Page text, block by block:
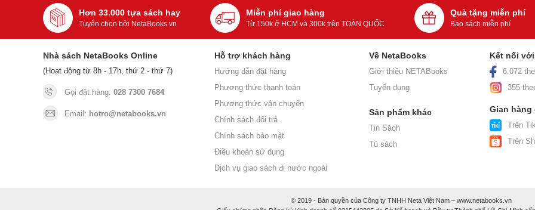
Hơn 33.000 tựa sách hay
Tuyển chọn bởi NetaBooks.vn
Miễn phí giao hàng
Từ 150k ở HCM và 300k trên TOÀN QUỐC
Quà tặng miễn phí
Bao sách miễn phí
Nhà sách NetaBooks Online
(Hoạt động từ 8h - 17h, thứ 2 - thứ 7)
Gọi đặt hàng: 028 7300 7684
Email: hotro@netabooks.vn
Hỗ trợ khách hàng
Hướng dẫn đặt hàng
Phương thức thanh toán
Phương thức vận chuyển
Chính sách đổi trả
Chính sách bảo mật
Điều khoản sử dụng
Dịch vụ giao sách đi nước ngoài
Về NetaBooks
Giới thiệu NETABooks
Tuyển dụng
Sản phẩm khác
Tin Sách
Tủ sách
Kết nối
6.072
355
Gian hàng
Trên
Trên
© 2019 - Bản quyền của Công ty TNHH Neta Việt Nam – www.netabooks.vn